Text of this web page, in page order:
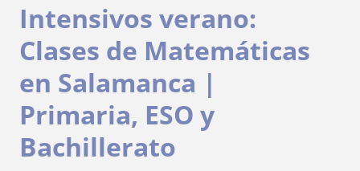
Intensivos verano:
Clases de Matemáticas
en Salamanca |
Primaria, ESO y
Bachillerato